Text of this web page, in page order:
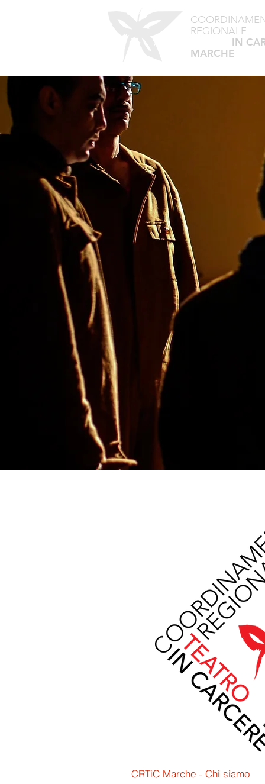
REGIONALE
IN
MARCHE
CRTiC Marche - Chi siamo